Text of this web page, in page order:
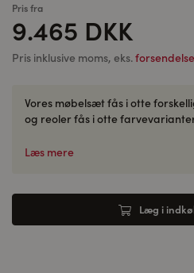
Pris fra
9.465 DKK
Pris inklusive moms, eks.forsendelse
Vores møbelsæt fås i otte
og reoler fås i otte
Læs mere
Læg i